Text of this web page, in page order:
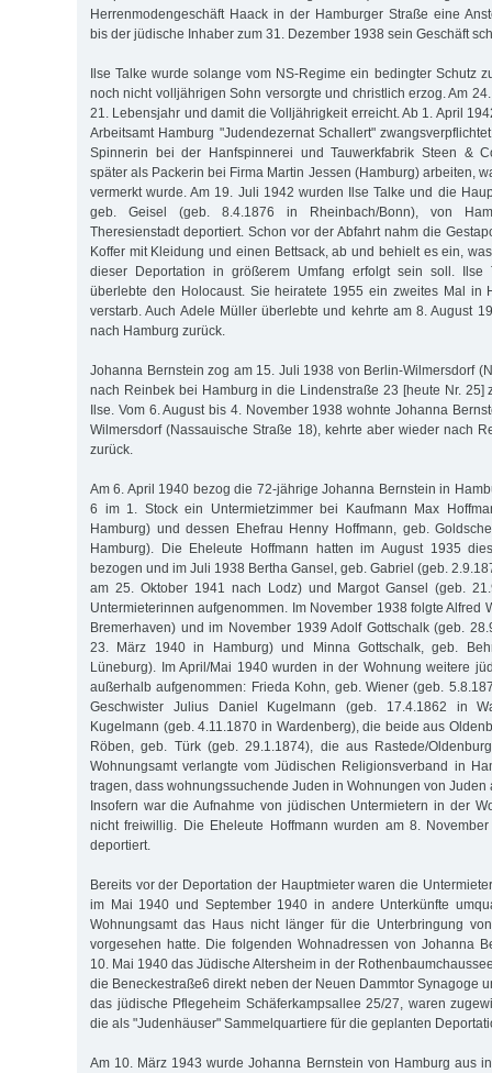
Herrenmodengeschäft Haack in der Hamburger Straße eine
bis der jüdische Inhaber zum 31. Dezember 1938 sein Geschäft
Ilse Talke wurde solange vom NS-Regime ein bedingter Schutz
noch nicht volljährigen Sohn versorgte und christlich erzog. Am
21. Lebensjahr und damit die Volljährigkeit erreicht. Ab 1. April
Arbeitsamt Hamburg "Judendezernat Schallert"
Spinnerin bei der Hanfspinnerei und Tauwerkfabrik Steen &
später als Packerin bei Firma Martin Jessen (Hamburg) arbeiten,
vermerkt wurde. Am 19. Juli 1942 wurden Ilse Talke und die
geb. Geisel (geb. 8.4.1876 in Rheinbach/Bonn), von
Theresienstadt deportiert. Schon vor der Abfahrt nahm die
Koffer mit Kleidung und einen Bettsack, ab und behielt es ein,
dieser Deportation in größerem Umfang erfolgt sein soll. Ilse
überlebte den Holocaust. Sie heiratete 1955 ein zweites Mal in
verstarb. Auch Adele Müller überlebte und kehrte am 8. August
nach Hamburg zurück.
Johanna Bernstein zog am 15. Juli 1938 von Berlin-Wilmersdorf
nach Reinbek bei Hamburg in die Lindenstraße 23 [heute Nr. 25]
Ilse. Vom 6. August bis 4. November 1938 wohnte Johanna
Wilmersdorf (Nassauische Straße 18), kehrte aber wieder nach
zurück.
Am 6. April 1940 bezog die 72-jährige Johanna Bernstein in
6 im 1. Stock ein Untermietzimmer bei Kaufmann Max
Hamburg) und dessen Ehefrau Henny Hoffmann, geb.
Hamburg). Die Eheleute Hoffmann hatten im August 1935
bezogen und im Juli 1938 Bertha Gansel, geb. Gabriel (geb.
am 25. Oktober 1941 nach Lodz) und Margot Gansel (geb.
Untermieterinnen aufgenommen. Im November 1938 folgte Alfred
Bremerhaven) und im November 1939 Adolf Gottschalk (geb.
23. März 1940 in Hamburg) und Minna Gottschalk, geb.
Lüneburg). Im April/Mai 1940 wurden in der Wohnung weitere
außerhalb aufgenommen: Frieda Kohn, geb. Wiener (geb.
Geschwister Julius Daniel Kugelmann (geb. 17.4.1862 in
Kugelmann (geb. 4.11.1870 in Wardenberg), die beide aus
Röben, geb. Türk (geb. 29.1.1874), die aus Rastede/
Wohnungsamt verlangte vom Jüdischen Religionsverband in
tragen, dass wohnungssuchende Juden in Wohnungen von Juden
Insofern war die Aufnahme von jüdischen Untermietern in der
nicht freiwillig. Die Eheleute Hoffmann wurden am 8.
deportiert.
Bereits vor der Deportation der Hauptmieter waren die
im Mai 1940 und September 1940 in andere Unterkünfte
Wohnungsamt das Haus nicht länger für die Unterbringung
vorgesehen hatte. Die folgenden Wohnadressen von Johanna
10. Mai 1940 das Jüdische Altersheim in der
die Beneckestraße6 direkt neben der Neuen Dammtor Synagoge
das jüdische Pflegeheim Schäferkampsallee 25/27, waren
die als "Judenhäuser" Sammelquartiere für die geplanten
Am 10. März 1943 wurde Johanna Bernstein von Hamburg aus